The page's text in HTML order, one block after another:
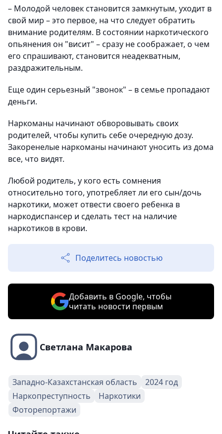
– Молодой человек становится замкнутым, уходит в
свой мир – это первое, на что следует обратить
внимание родителям. В состоянии наркотического
опьянения он "висит" – сразу не соображает, о чем
его спрашивают, становится неадекватным,
раздражительным.
Еще один серьезный "звонок" – в семье пропадают
деньги.
Наркоманы начинают обворовывать своих
родителей, чтобы купить себе очередную дозу.
Закоренелые наркоманы начинают уносить из дома
все, что видят.
Любой родитель, у кого есть сомнения
относительно того, употребляет ли его сын/дочь
наркотики, может отвести своего ребенка в
наркодиспансер и сделать тест на наличие
наркотиков в крови.
Поделитесь новостью
Добавить в Google, чтобы
читать новости первым
Светлана Макарова
Западно-Казахстанская область
2024 год
Наркопреступность
Наркотики
Фоторепортажи